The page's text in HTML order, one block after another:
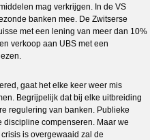
mag verkrijgen. In de VS
banken mee. De Zwitserse
met een lening van meer dan 10%
verkoop aan UBS met een
gaat het elke keer weer mis
Begrijpelijk dat bij elke uitbreiding
regulering van banken. Publieke
compenseren. Maar we
is overgewaaid zal de